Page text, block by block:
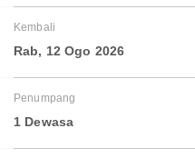
Kembali
Rab, 12 Ogo 2026
Penumpang
1 Dewasa